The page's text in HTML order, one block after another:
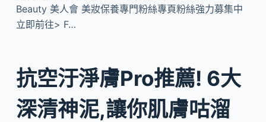
Beauty 美人會 美妝保養專門粉絲專頁粉絲強力募集中
立即前往> F…
抗空汙淨膚Pro推薦! 6大
深清神泥,讓你肌膚咕溜